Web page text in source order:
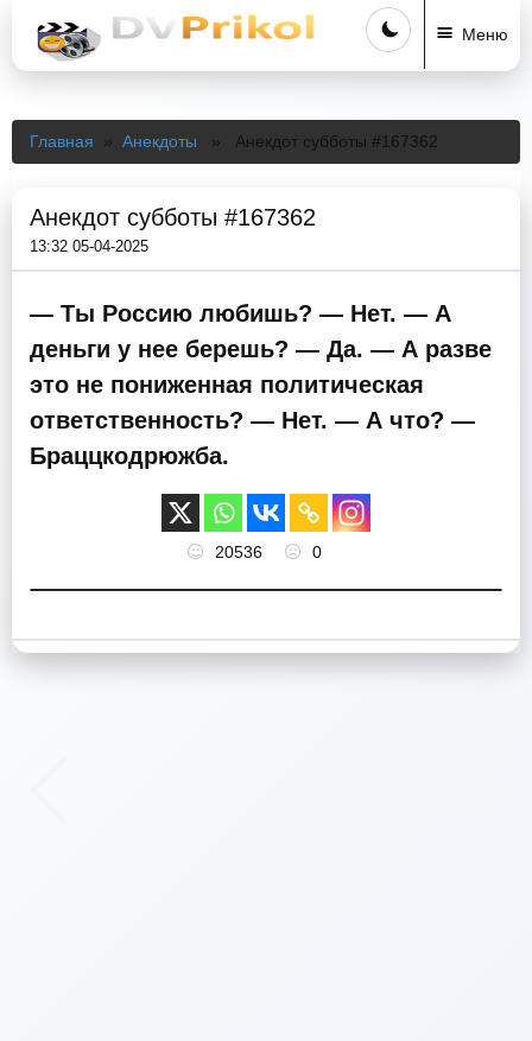
Меню
Главная » Анекдоты » Анекдот субботы #167362
Анекдот субботы #167362
13:32 05-04-2025
— Ты Россию любишь? — Нет. — А
деньги у нее берешь? — Да. — А разве
это не пониженная политическая
ответственность? — Нет. — А что? —
Браццкодрюжба.
20536 0